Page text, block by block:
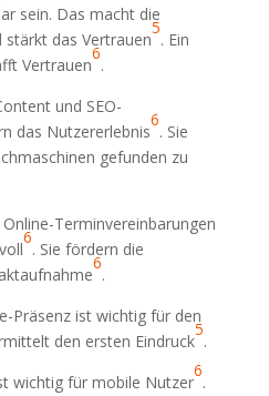
sein. Das macht die
das Vertrauen
5
. Ein
Vertrauen
6
.
und SEO-
das Nutzererlebnis
6
. Sie
gefunden zu
Terminvereinbarungen
6
. Sie fördern die
6
.
Präsenz ist wichtig für den
den ersten Eindruck
5
.
wichtig für mobile Nutzer
6
.